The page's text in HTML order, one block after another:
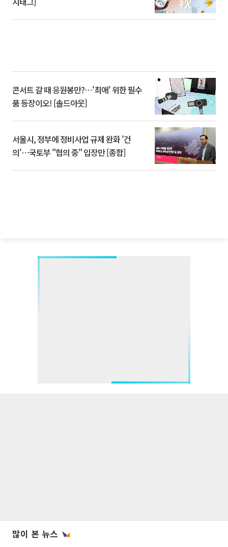
콘서트 갈 때 응원봉만?⋯'최애' 위한 필수
품 등장이오! [솔드아웃]
서울시, 정부에 정비사업 규제 완화 '건
의'⋯국토부 "협의 중" 입장만 [종합]
많이 본 뉴스